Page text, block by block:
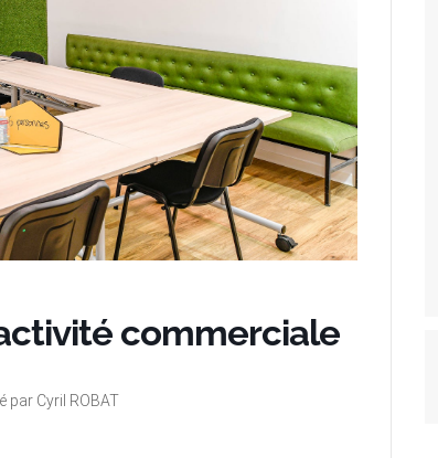
commerciale
par Cyril ROBAT